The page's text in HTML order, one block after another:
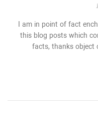
I am in point of fact
this blog posts which
facts, thanks object